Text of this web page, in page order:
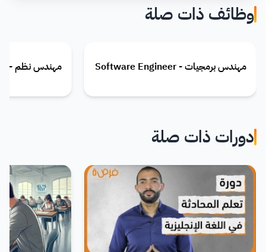
وظائف ذات صلة
مهندس برمجيات - Software Engineer مهندس نظم - Systems Engineer
دورات ذات صلة